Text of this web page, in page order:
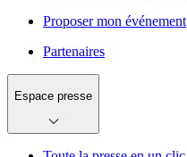
Proposer mon événement
Partenaires
Espace presse